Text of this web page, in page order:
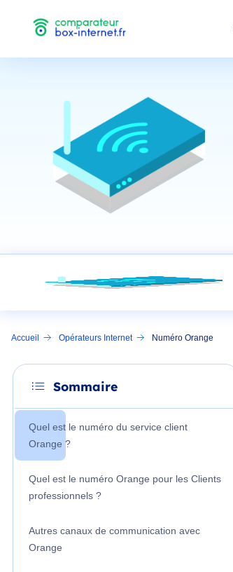
Accueil Opérateurs Internet Numéro Orange
Sommaire
Quel est le numéro du service client
Orange ?
Quel est le numéro Orange pour les Clients
professionnels ?
Autres canaux de communication avec
Orange